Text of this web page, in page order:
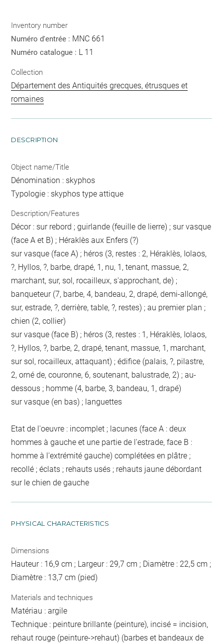
Inventory number
Numéro d'entrée : MNC 661
Numéro catalogue : L 11
Collection
Département des Antiquités grecques, étrusques et
romaines
DESCRIPTION
Object name/Title
Dénomination : skyphos
Typologie : skyphos type attique
Description/Features
Décor : sur rebord ; guirlande (feuille de lierre) ; sur vasque
(face A et B) ; Héraklès aux Enfers (?)
sur vasque (face A) ; héros (3, restes : 2, Héraklès, Iolaos,
?, Hyllos, ?, barbe, drapé, 1, nu, 1, tenant, massue, 2,
marchant, sur, sol, rocailleux, s'approchant, de) ;
banqueteur (7, barbe, 4, bandeau, 2, drapé, demi-allongé,
sur, estrade, ?, derrière, table, ?, restes) ; au premier plan ;
chien (2, collier)
sur vasque (face B) ; héros (3, restes : 1, Héraklès, Iolaos,
?, Hyllos, ?, barbe, 2, drapé, tenant, massue, 1, marchant,
sur sol, rocailleux, attaquant) ; édifice (palais, ?, pilastre,
2, orné de, couronne, 6, soutenant, balustrade, 2) ; au-
dessous ; homme (4, barbe, 3, bandeau, 1, drapé)
sur vasque (en bas) ; languettes
Etat de l'oeuvre : incomplet ; lacunes (face A : deux
hommes à gauche et une partie de l'estrade, face B :
homme à l'extrémité gauche) complétées en plâtre ;
recollé ; éclats ; rehauts usés ; rehauts jaune débordant
sur le chien de gauche
PHYSICAL CHARACTERISTICS
Dimensions
Hauteur : 16,9 cm ; Largeur : 29,7 cm ; Diamètre : 22,5 cm ;
Diamètre : 13,7 cm (pied)
Materials and techniques
Matériau : argile
Technique : peinture brillante (peinture), incisé = incision,
rehaut rouge (peinture->rehaut) (barbes et bandeaux de